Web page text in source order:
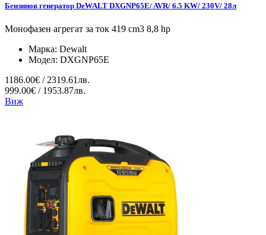
Бензинов генератор DeWALT DXGNP65E/ AVR/ 6.5 KW/ 230V/ 28л
Монофазен агрегат за ток 419 cm3 8,8 hp
Марка: Dewalt
Модел: DXGNP65E
1186.00€ / 2319.61лв.
999.00€ / 1953.87лв.
Виж